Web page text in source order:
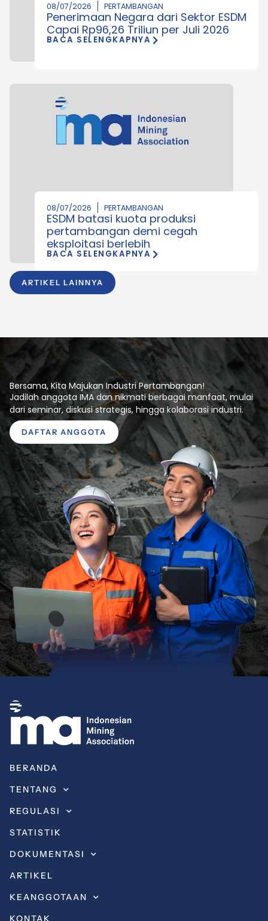
ARTIKEL LAINNYA
08/07/2026 PERTAMBANGAN
Penerimaan Negara dari Sektor ESDM
Capai Rp96,26 Triliun per Juli 2026
BACA SELENGKAPNYA
08/07/2026 PERTAMBANGAN
ESDM batasi kuota produksi
pertambangan demi cegah
eksploitasi berlebih
BACA SELENGKAPNYA
Bersama, Kita Majukan Industri Pertambangan!
Jadilah anggota IMA dan nikmati berbagai manfaat, mulai
dari seminar, diskusi strategis, hingga kolaborasi industri.
DAFTAR ANGGOTA
BERANDA
TENTANG
REGULASI
STATISTIK
DOKUMENTASI
ARTIKEL
KEANGGOTAAN
KONTAK